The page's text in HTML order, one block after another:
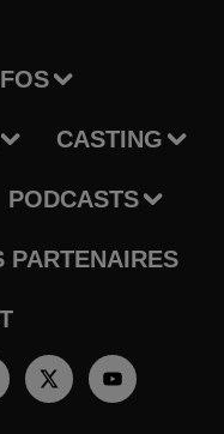
CASTING
PODCASTS
PARTENAIRES